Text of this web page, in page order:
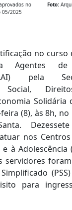
Foto:
no
05/2025
no curso
Agentes de
pela
Social,
Solidária
(8), às 8h,
nos
à Adolescência
servidores
para